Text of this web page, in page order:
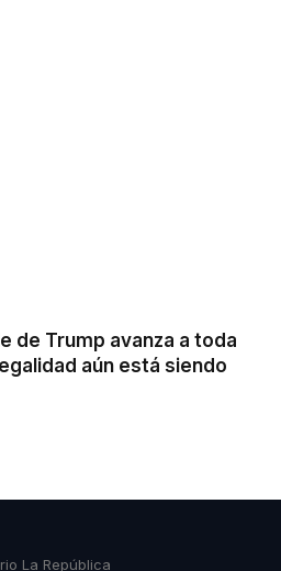
de Trump avanza a toda
aún está siendo